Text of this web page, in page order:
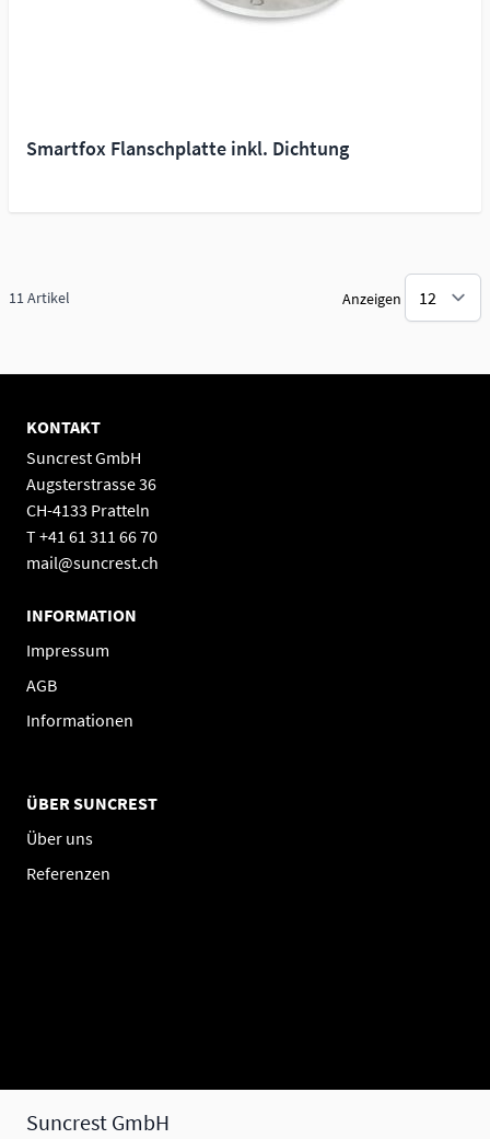
Smartfox Flanschplatte inkl. Dichtung
11Artikel Anzeigen
KONTAKT
Suncrest GmbH
Augsterstrasse 36
CH-4133 Pratteln
T +41 61 311 66 70
mail@suncrest.ch
INFORMATION
Impressum
AGB
Informationen
ÜBER SUNCREST
Über uns
Referenzen
Suncrest GmbH